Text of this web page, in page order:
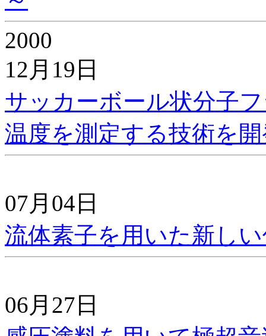
2000
12月19日
サッカーボール状分子
温度を測定する技術を
07月04日
流体素子を用いた新し
06月27日